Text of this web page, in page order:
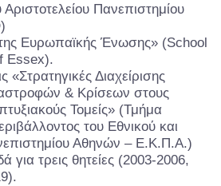
Πανεπιστημίου
Ευρωπαϊκής Ένωσης» (School
Essex).
«Στρατηγικές Διαχείρισης
& Κρίσεων στους
Τομείς» (Τμήμα
του Εθνικού και
Αθηνών – Ε.Κ.Π.Α.)
για τρεις θητείες (2003-2006,